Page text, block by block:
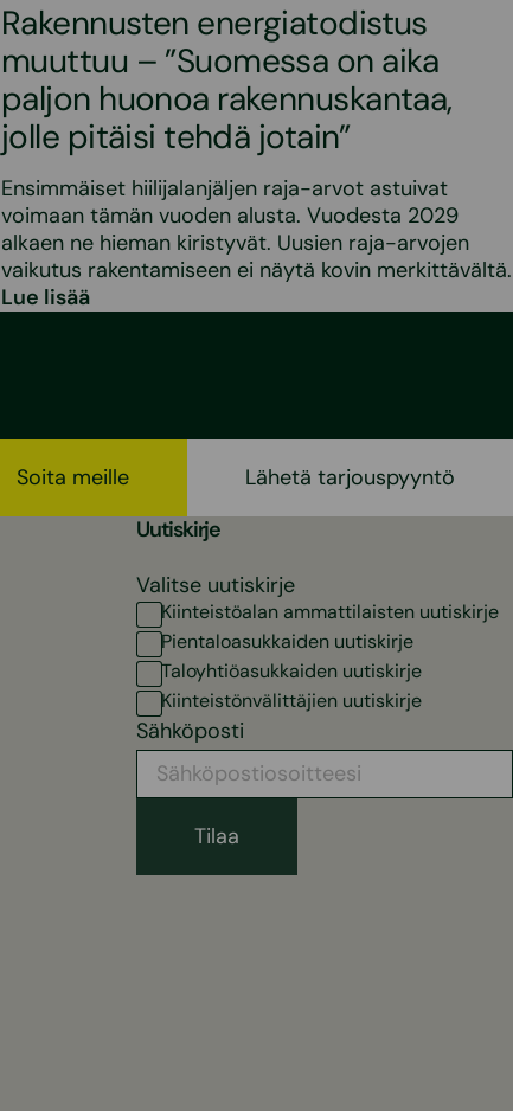
Rakennusten energiatodistus
muuttuu – ”Suomessa on aika
paljon huonoa rakennuskantaa,
jolle pitäisi tehdä jotain”
Ensimmäiset hiilijalanjäljen raja-arvot astuivat
voimaan tämän vuoden alusta. Vuodesta 2029
alkaen ne hieman kiristyvät. Uusien raja-arvojen
vaikutus rakentamiseen ei näytä kovin merkittävältä.
Lue lisää
Soita meille
Lähetä tarjouspyyntö
Uutiskirje
Valitse uutiskirje
Kiinteistöalan ammattilaisten uutiskirje
Pientaloasukkaiden uutiskirje
Taloyhtiöasukkaiden uutiskirje
Kiinteistönvälittäjien uutiskirje
Sähköposti